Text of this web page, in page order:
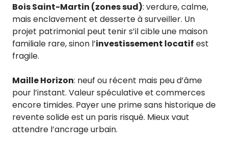
Bois Saint-Martin (zones sud): verdure, calme,
mais enclavement et desserte à surveiller. Un
projet patrimonial peut tenir s’il cible une maison
familiale rare, sinon l’investissement locatif est
fragile.
Maille Horizon: neuf ou récent mais peu d’âme
pour l’instant. Valeur spéculative et commerces
encore timides. Payer une prime sans historique de
revente solide est un paris risqué. Mieux vaut
attendre l’ancrage urbain.